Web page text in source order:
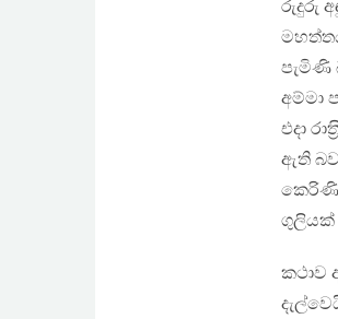
රුදුරු
පැමිණි
අම්මා
එදා
ඇති
ගුලියක්
කථාව